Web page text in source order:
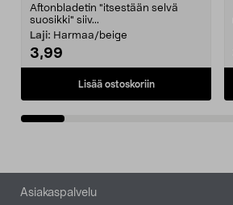
Aftonbladetin "itsestään selvä
suosikki" siiv...
Laji: Harmaa/beige
3,99
Lisää ostoskoriin
Alatunniste
Asiakaspalvelu